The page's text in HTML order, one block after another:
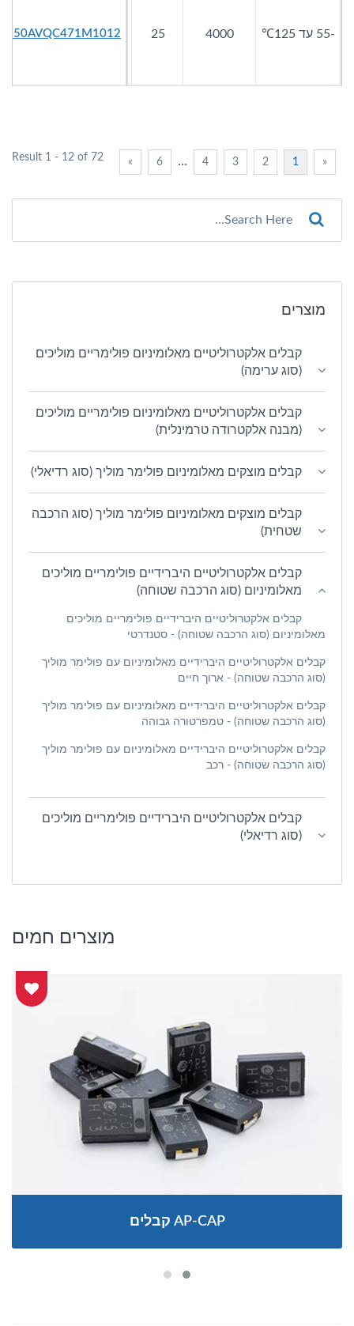
-55 עד 125℃ 4000
25
470
14
250AVQC471M1012
Result 1 - 12 of 72 «
1
2
3
4
…
6
»
מוצרים
קבלים אלקטרוליטיים מאלומיניום פולימריים מוליכים
(סוג ערימה)
קבלים אלקטרוליטיים מאלומיניום פולימריים מוליכים
(מבנה אלקטרודה טרמינלית)
קבלים מוצקים מאלומיניום פולימר מוליך (סוג רדיאלי)
קבלים מוצקים מאלומיניום פולימר מוליך (סוג הרכבה
שטחית)
קבלים אלקטרוליטיים היברידיים פולימריים מוליכים
מאלומיניום (סוג הרכבה שטוחה)
קבלים אלקטרוליטיים היברידיים פולימריים מוליכים
מאלומיניום (סוג הרכבה שטוחה) - סטנדרטי
קבלים אלקטרוליטיים היברידיים מאלומיניום עם פולימר מוליך
(סוג הרכבה שטוחה) - ארוך חיים
קבלים אלקטרוליטיים היברידיים מאלומיניום עם פולימר מוליך
(סוג הרכבה שטוחה) - טמפרטורה גבוהה
קבלים אלקטרוליטיים היברידיים מאלומיניום עם פולימר מוליך
(סוג הרכבה שטוחה) - רכב
קבלים אלקטרוליטיים היברידיים פולימריים מוליכים
(סוג רדיאלי)
מוצרים חמים
קבלים AP-CAP